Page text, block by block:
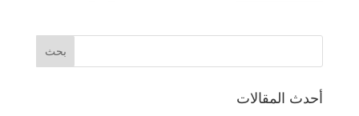
أحدث المقالات